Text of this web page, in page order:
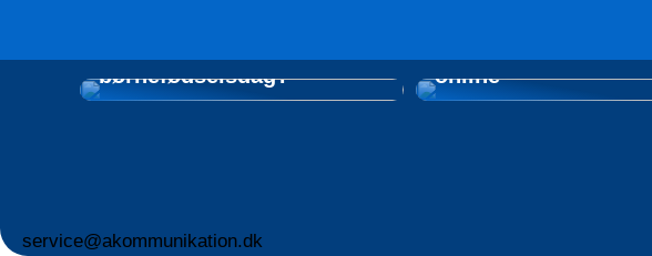
børnefødselsdag?
online
service@akommunikation.dk